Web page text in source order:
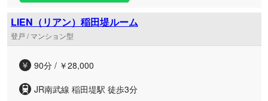
LIEN（リアン）稲田堤ルーム
登戸 / マンション型
90分 / ￥28,000
JR南武線 稲田堤駅 徒歩3分